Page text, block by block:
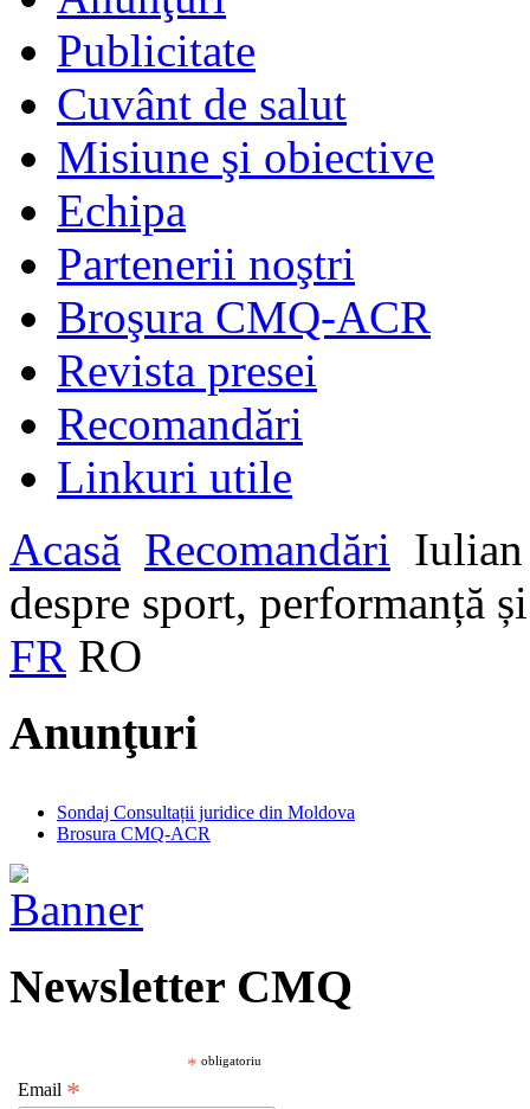
Publicitate
Cuvânt de salut
Misiune şi obiective
Echipa
Partenerii noştri
Broşura CMQ-ACR
Revista presei
Recomandări
Linkuri utile
Acasă Recomandări Iulian
despre sport, performanță
FR RO
Anunţuri
Sondaj Consultații juridice din Moldova
Brosura CMQ-ACR
Newsletter CMQ
* obligatoriu
Email *